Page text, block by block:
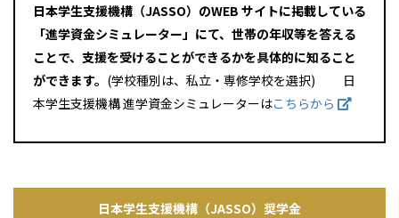
日本学生支援機構（JASSO）のWEB サイトに掲載している
「進学資金シミュレーター」にて、世帯の年収等を答える
ことで、支援を受けることができるかを具体的に知ること
ができます。 (学校種別は、私立・専修学校を選択) 日
本学生支援機構 進学資金シミュレーターはこちらから
日本学生支援機構（JASSO）奨学金